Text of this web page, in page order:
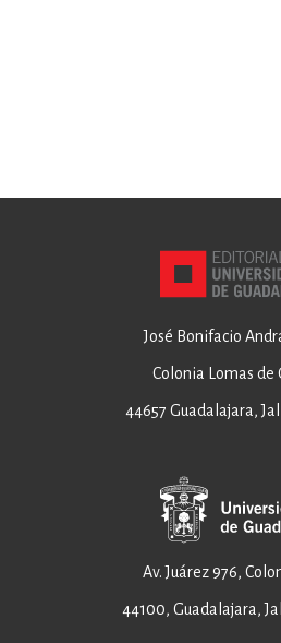
José Bonifacio
Colonia Lomas de
44657 Guadalajara,
Av. Juárez 976,
44100, Guadalajara,